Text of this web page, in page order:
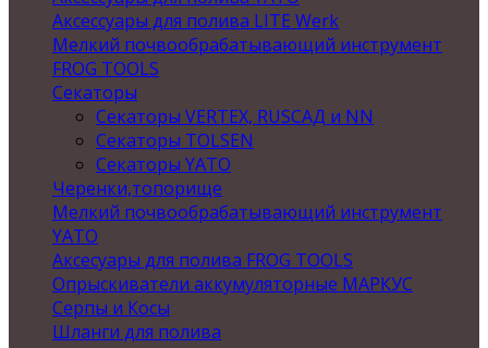
Аксессуары для полива LITE Werk
Мелкий почвообрабатывающий инструмент
FROG TOOLS
Секаторы
Секаторы VERTEX, RUSСАД и NN
Секаторы TOLSEN
Секаторы YATO
Черенки,топорище
Мелкий почвообрабатывающий инструмент
YATO
Аксесуары для полива FROG TOOLS
Опрыскиватели аккумуляторные МАРКУС
Серпы и Косы
Шланги для полива